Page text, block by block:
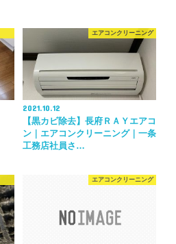
エアコンクリーニング
2021.10.12
【黒カビ除去】長府ＲＡＹエアコ
ン｜エアコンクリーニング｜一条
工務店社員さ…
エアコンクリーニング